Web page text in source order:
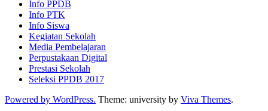
Info PPDB
Info PTK
Info Siswa
Kegiatan Sekolah
Media Pembelajaran
Perpustakaan Digital
Prestasi Sekolah
Seleksi PPDB 2017
Powered by WordPress. Theme: university by Viva Themes.